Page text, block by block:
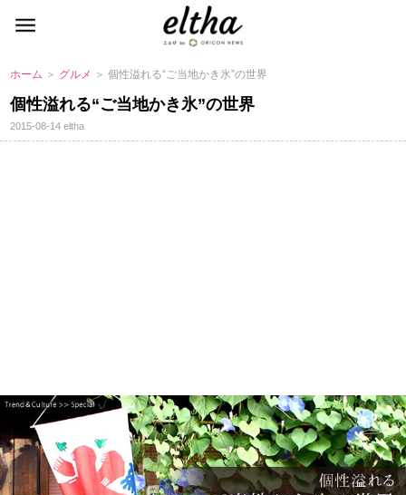
ホーム ＞ グルメ ＞ 個性溢れる“ご当地かき氷”の世界
個性溢れる“ご当地かき氷”の世界
2015-08-14eltha